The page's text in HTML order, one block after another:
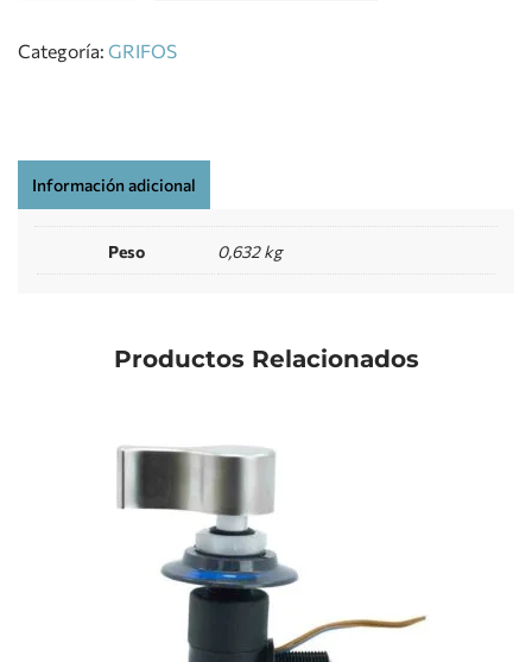
Categoría: GRIFOS
Información adicional
Peso 0,632 kg
Productos Relacionados